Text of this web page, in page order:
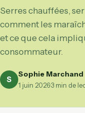
Serres chauffées,
comment les
et ce que cela
consommateur.
S
Sophie Marchand
1 juin 2026·3 min de